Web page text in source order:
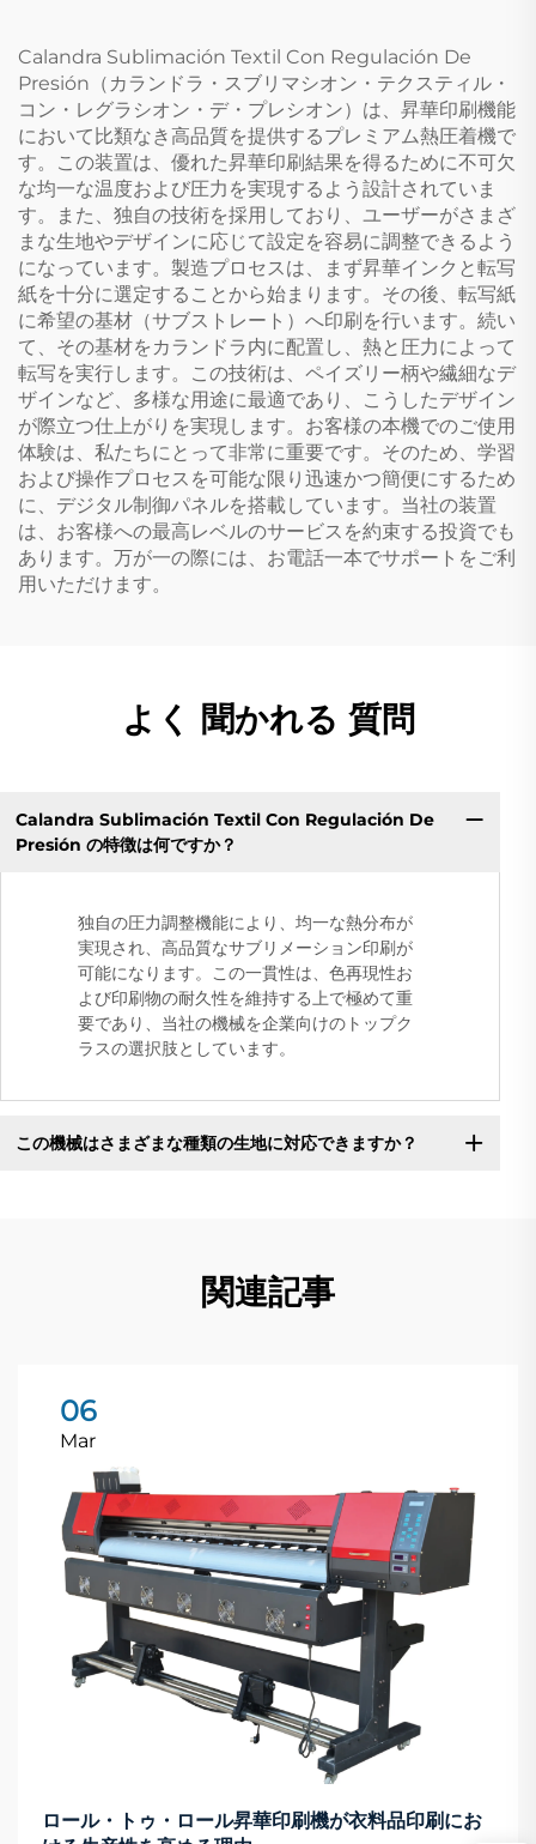
Calandra Sublimación Textil Con Regulación De
Presión（カランドラ・スブリマシオン・テクスティル・
コン・レグラシオン・デ・プレシオン）は、昇華印刷機能
において比類なき高品質を提供するプレミアム熱圧着機で
す。この装置は、優れた昇華印刷結果を得るために不可欠
な均一な温度および圧力を実現するよう設計されていま
す。また、独自の技術を採用しており、ユーザーがさまざ
まな生地やデザインに応じて設定を容易に調整できるよう
になっています。製造プロセスは、まず昇華インクと転写
紙を十分に選定することから始まります。その後、転写紙
に希望の基材（サブストレート）へ印刷を行います。続い
て、その基材をカランドラ内に配置し、熱と圧力によって
転写を実行します。この技術は、ペイズリー柄や繊細なデ
ザインなど、多様な用途に最適であり、こうしたデザイン
が際立つ仕上がりを実現します。お客様の本機でのご使用
体験は、私たちにとって非常に重要です。そのため、学習
および操作プロセスを可能な限り迅速かつ簡便にするため
に、デジタル制御パネルを搭載しています。当社の装置
は、お客様への最高レベルのサービスを約束する投資でも
あります。万が一の際には、お電話一本でサポートをご利
用いただけます。
よく 聞かれる 質問
Calandra Sublimación Textil Con Regulación De
Presión の特徴は何ですか？
独自の圧力調整機能により、均一な熱分布が
実現され、高品質なサブリメーション印刷が
可能になります。この一貫性は、色再現性お
よび印刷物の耐久性を維持する上で極めて重
要であり、当社の機械を企業向けのトップク
ラスの選択肢としています。
この機械はさまざまな種類の生地に対応できますか？
関連記事
06
Mar
ロール・トゥ・ロール昇華印刷機が衣料品印刷にお